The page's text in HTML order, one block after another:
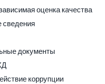
оценка качества
документы
коррупции